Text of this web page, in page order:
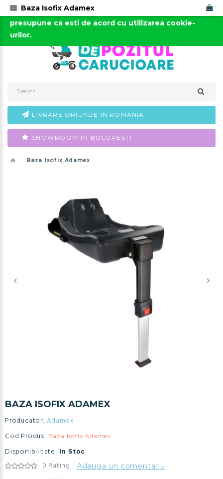
0723-666-005 / 0743-666-006
LIVRARE ORIUNDE IN ROMANIA
SHOWROOM IN BUCURESTI
Baza Isofix Adamex
BAZA ISOFIX ADAMEX
Producator: Adamex
Cod Produs: Baza Isofix Adamex
Disponibilitate: In Stoc
0 Rating Adauga un comentariu
Acest site foloseste cookies. Continuarea navigarii
presupune ca esti de acord cu utilizarea cookie-
urilor.
Baza Isofix Adamex